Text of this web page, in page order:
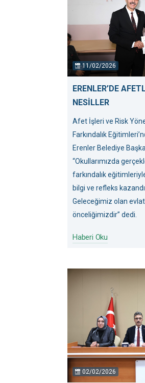
11/02/2026
ERENLER’DE
NESİLLER
Afet İşleri ve Risk
Farkındalık
Erenler Belediye
“Okullarımızda
farkındalık
bilgi ve refleks
Geleceğimiz olan
önceliğimizdir” dedi.
Haberi Oku
02/02/2026